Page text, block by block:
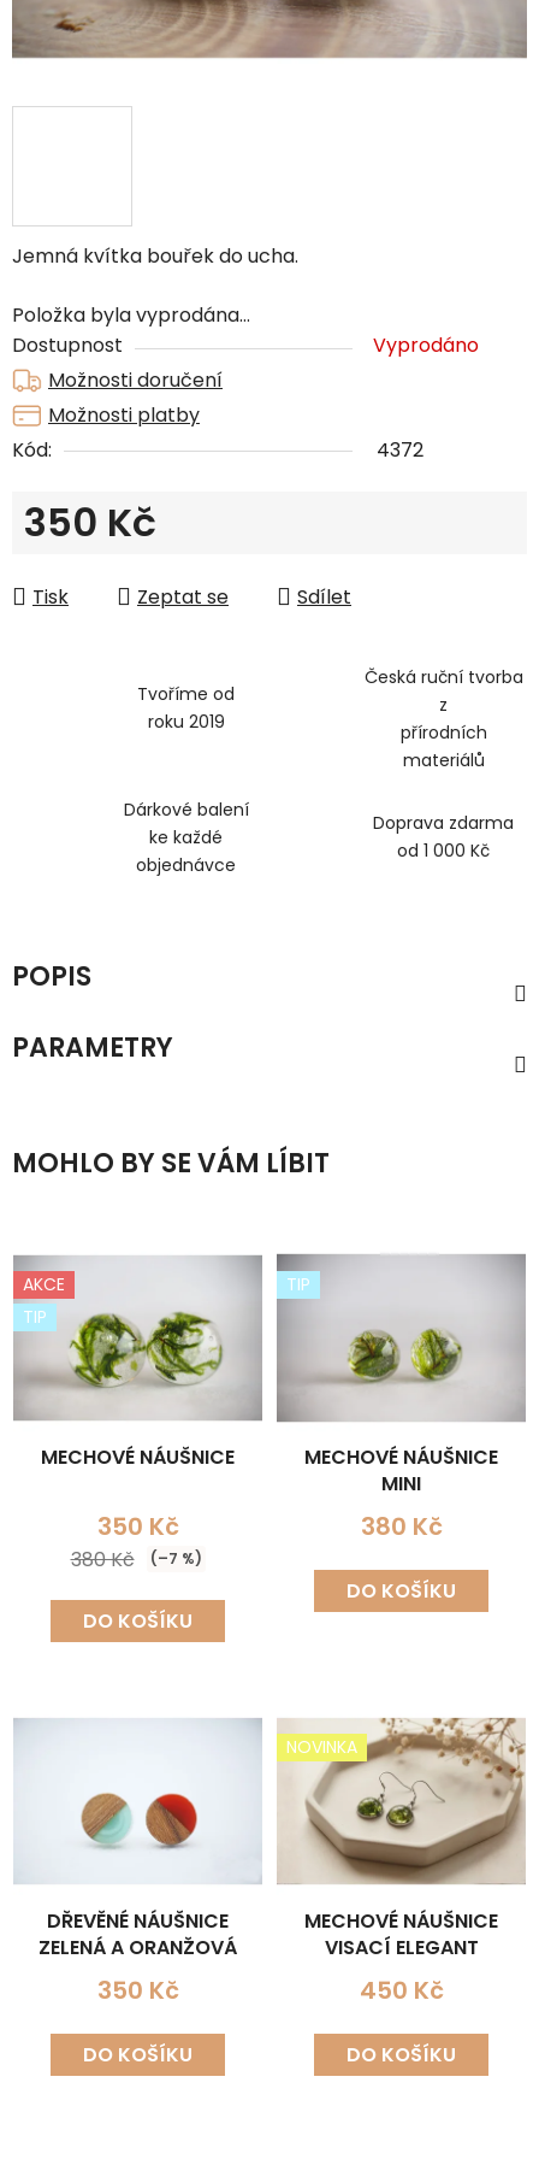
Jemná kvítka bouřek do ucha.
Položka byla vyprodána…
Dostupnost
Vyprodáno
Možnosti doručení
Možnosti platby
Kód:
4372
350 Kč
Tisk
Zeptat se Sdílet
Tvoříme od
roku 2019
Česká ruční tvorba
z
přírodních
materiálů
Dárkové balení
ke každé
objednávce
Doprava zdarma
od 1 000 Kč
POPIS
PARAMETRY
MOHLO BY SE VÁM LÍBIT
AKCE
TIP
MECHOVÉ NÁUŠNICE
350 Kč
380 Kč (–7 %)
DO KOŠÍKU
TIP
MECHOVÉ NÁUŠNICE
MINI
380 Kč
DO KOŠÍKU
DŘEVĚNÉ NÁUŠNICE
ZELENÁ A ORANŽOVÁ
350 Kč
DO KOŠÍKU
NOVINKA
MECHOVÉ NÁUŠNICE
VISACÍ ELEGANT
450 Kč
DO KOŠÍKU